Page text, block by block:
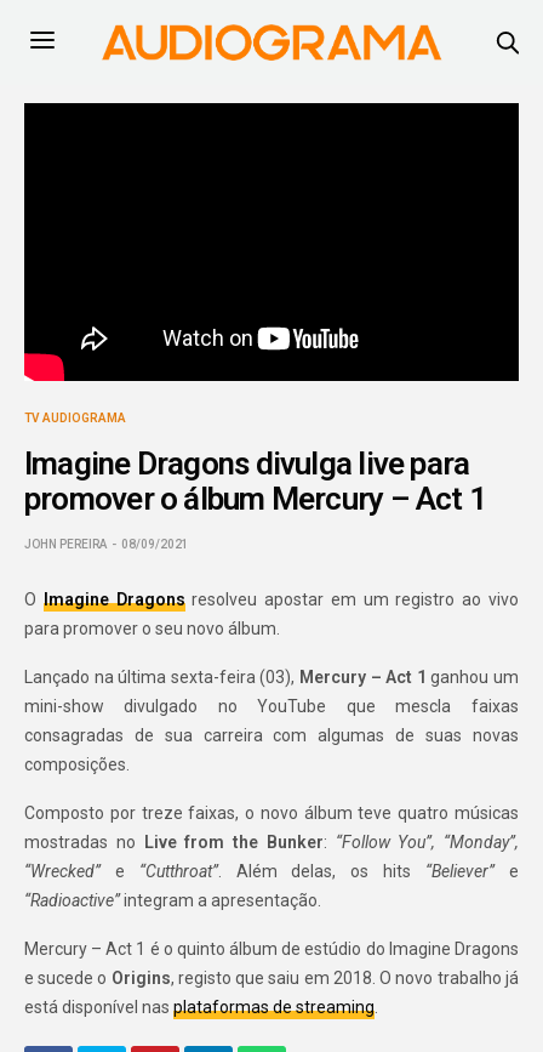
TV AUDIOGRAMA
Imagine Dragons divulga live para
promover o álbum Mercury – Act 1
JOHN PEREIRA 08/09/2021
O Imagine Dragonsresolveu apostar em um registro ao vivo
para promover o seu novo álbum.
Lançado na última sexta-feira (03), Mercury – Act 1 ganhou um
mini-show divulgado no YouTube que mescla faixas
consagradas de sua carreira com algumas de suas novas
composições.
Composto por treze faixas, o novo álbum teve quatro músicas
mostradas no
Live from the Bunker: “Follow You”, “Monday”,
“Wrecked”e “Cutthroat”. Além delas, os hits “Believer”e
“Radioactive”integram a apresentação.
Mercury – Act 1 é o quinto álbum de estúdio do Imagine Dragons
e sucede o Origins, registo que saiu em 2018. O novo trabalho já
está disponível nasplataformas de streaming.